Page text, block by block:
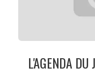
L'AGENDA